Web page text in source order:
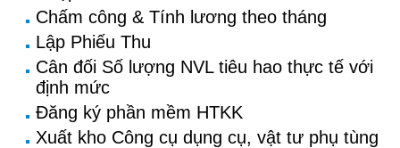
Chấm công & Tính lương theo tháng
Lập Phiếu Thu
Cân đối Số lượng NVL tiêu hao thực tế với
định mức
Đăng ký phần mềm HTKK
Xuất kho Công cụ dụng cụ, vật tư phụ tùng